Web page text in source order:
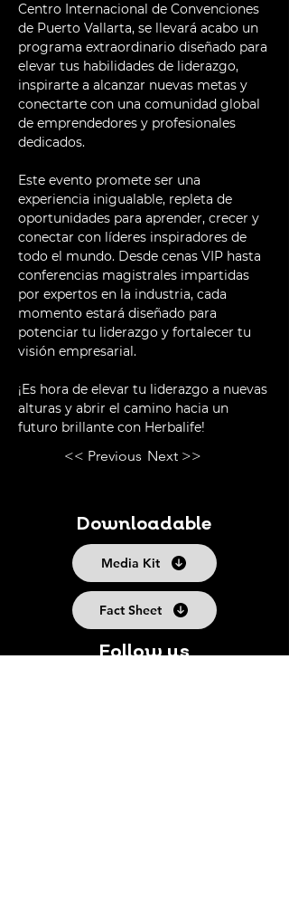
Centro Internacional de Convenciones
de Puerto Vallarta, se llevará acabo un
programa extraordinario diseñado para
elevar tus habilidades de liderazgo,
inspirarte a alcanzar nuevas metas y
conectarte con una comunidad global
de emprendedores y profesionales
dedicados.
Este evento promete ser una
experiencia inigualable, repleta de
oportunidades para aprender, crecer y
conectar con líderes inspiradores de
todo el mundo. Desde cenas VIP hasta
conferencias magistrales impartidas
por expertos en la industria, cada
momento estará diseñado para
potenciar tu liderazgo y fortalecer tu
visión empresarial.
¡Es hora de elevar tu liderazgo a nuevas
alturas y abrir el camino hacia un
futuro brillante con Herbalife!
<< Previous Next >>
Downloadable
Media Kit
Fact Sheet
Follow us